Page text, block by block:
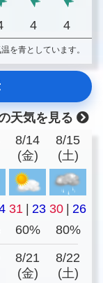
4 4
を青としています。
天気を見る
8/14
(金)
8/15
(土)
31 | 23 30 | 26
60% 80%
8/21
(金)
8/22
(土)